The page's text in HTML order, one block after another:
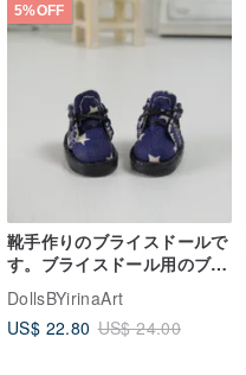
5%OFF
靴手作りのブライスドールで
す。ブライスドール用のブル
ブライス
DollsBYirinaArt
US$ 22.80 US$ 24.00